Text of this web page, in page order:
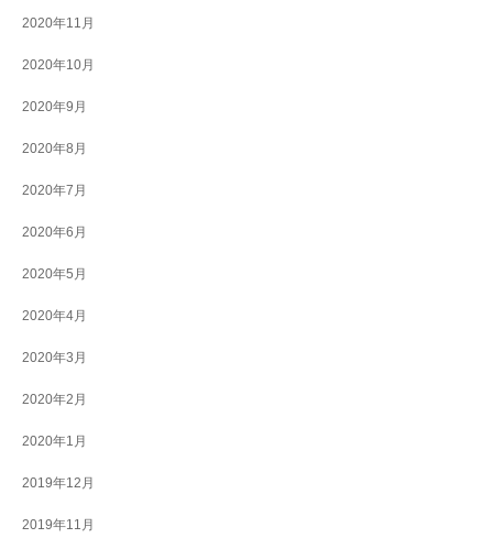
2020年11月
2020年10月
2020年9月
2020年8月
2020年7月
2020年6月
2020年5月
2020年4月
2020年3月
2020年2月
2020年1月
2019年12月
2019年11月